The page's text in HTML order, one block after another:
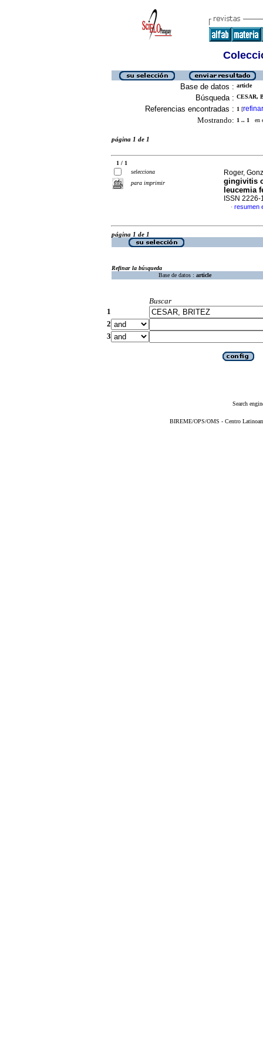
Base de datos : article
Búsqueda : CESAR,
Referencias encontradas : 1 [refinar
Mostrando: 1 .. 1 en
página 1 de 1
1 / 1
selecciona
para imprimir
Roger,
gingivitis
leucemia
ISSN 2226-
· resumen
página 1 de 1
Refinar la búsqueda
Base de datos : article
Buscar
1
2
3
Search
BIREME/OPS/OMS - Centro